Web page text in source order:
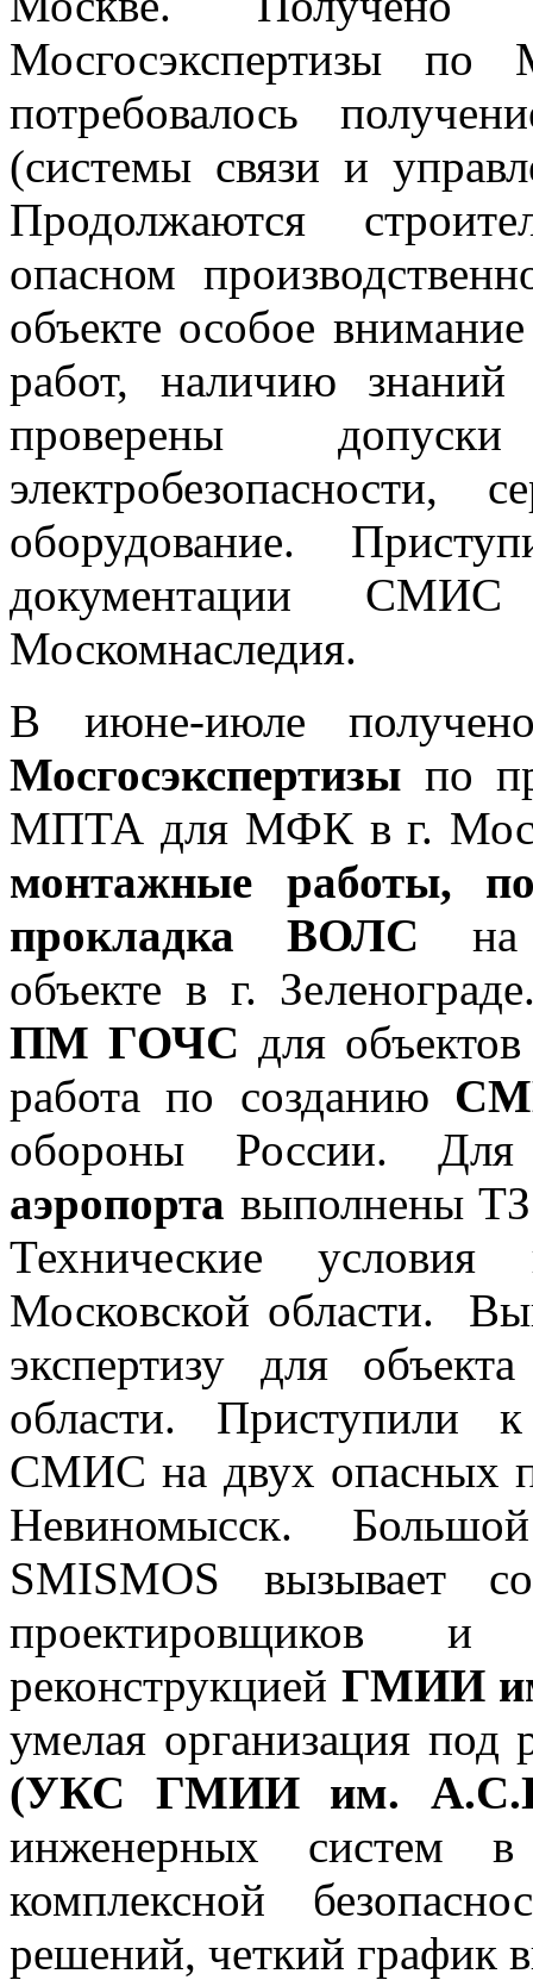
Мосгосэкспертизы
потребовалось
(системы связи и
Продолжаются
опасном
объекте особое
работ, наличию
проверены
оборудование.
документации
Москомнаследия.
В июне-июле получено
Мосгосэкспертизы по
МПТА для МФК в г.
монтажные работы,
прокладка ВОЛС на
объекте в г.
ПМ ГОЧС для
работа по созданию
обороны России. Для
аэропорта выполнены
Технические
Московской области.
экспертизу для
области. Приступили
СМИС на двух опасных
Невиномысск.
SMISMOS вызывает
проектировщиков и
реконструкцией ГМИИ
умелая организация под
(УКС ГМИИ им.
инженерных систем
комплексной
решений, четкий график